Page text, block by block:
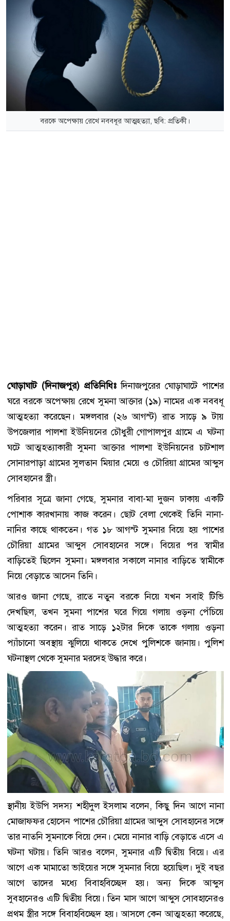
বরকে অপেক্ষায় রেখে নববধূর আত্মহত্যা, ছবি: প্রতিকী।
ঘোড়াঘাট (দিনাজপুর) প্রতিনিধিঃদিনাজপুরের ঘোড়াঘাটে পাশের
ঘরে বরকে অপেক্ষায় রেখে সুমনা আক্তার (১৯) নামের এক নববধূ
আত্মহত্যা করেছেন। মঙ্গলবার (২৬ আগস্ট) রাত সাড়ে ৯ টায়
উপজেলার পালশা ইউনিয়নের চৌধুরী গোপালপুর গ্রামে এ ঘটনা
ঘটে আত্মহত্যাকারী সুমনা আক্তার পালশা ইউনিয়নের চাটশাল
সোনারপাড়া গ্রামের সুলতান মিয়ার মেয়ে ও চৌরিয়া গ্রামের আব্দুস
সোবহানের স্ত্রী।
পরিবার সূত্রে জানা গেছে, সুমনার বাবা-মা দুজন ঢাকায় একটি
পোশাক কারখানায় কাজ করেন। ছোট বেলা থেকেই তিনি নানা-
নানির কাছে থাকতেন। গত ১৮ আগস্ট সুমনার বিয়ে হয় পাশের
চৌরিয়া গ্রামের আব্দুস সোবহানের সঙ্গে। বিয়ের পর স্বামীর
বাড়িতেই ছিলেন সুমনা। মঙ্গলবার সকালে নানার বাড়িতে স্বামীকে
নিয়ে বেড়াতে আসেন তিনি।
আরও জানা গেছে, রাতে নতুন বরকে নিয়ে যখন সবাই টিভি
দেখছিল, তখন সুমনা পাশের ঘরে গিয়ে গলায় ওড়না পেঁচিয়ে
আত্মহত্যা করেন। রাত সাড়ে ১২টার দিকে তাকে গলায় ওড়না
প্যাঁচানো অবস্থায় ঝুলিয়ে থাকতে দেখে পুলিশকে জানায়। পুলিশ
ঘটনাস্থল থেকে সুমনার মরদেহ উদ্ধার করে।
স্থানীয় ইউপি সদস্য শহীদুল ইসলাম বলেন, কিছু দিন আগে নানা
মোজাফফর হোসেন পাশের চৌরিয়া গ্রামের আব্দুস সোবহানের সঙ্গে
তার নাতনি সুমনাকে বিয়ে দেন। মেয়ে নানার বাড়ি বেড়াতে এসে এ
ঘটনা ঘটায়। তিনি আরও বলেন, সুমনার এটি দ্বিতীয় বিয়ে। এর
আগে এক মামাতো ভাইয়ের সঙ্গে সুমনার বিয়ে হয়েছিল। দুই বছর
আগে তাদের মধ্যে বিবাহবিচ্ছেদ হয়। অন্য দিকে আব্দুস
সুবহানেরও এটি দ্বিতীয় বিয়ে। তিন মাস আগে আব্দুস সোবহানেরও
প্রথম স্ত্রীর সঙ্গে বিবাহবিচ্ছেদ হয়। আসলে কেন আত্মহত্যা করেছে,